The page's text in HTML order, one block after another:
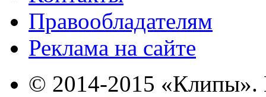
Правообладателям
Реклама на сайте
© 2014-2015 «Клипы».